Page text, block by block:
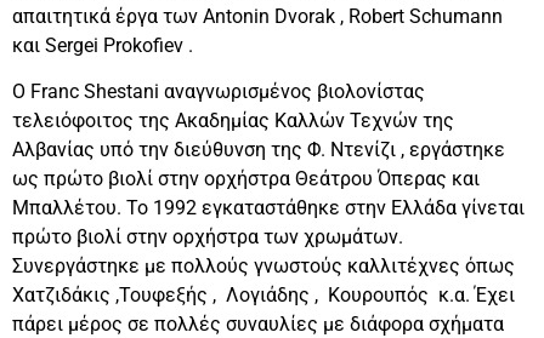
απαιτητικά έργα των Antonin Dvorak , Robert Schumann
και Sergei Prokofiev .
Ο Franc Shestani αναγνωρισμένος βιολονίστας
τελειόφοιτος της Ακαδημίας Καλλών Τεχνών της
Αλβανίας υπό την διεύθυνση της Φ. Ντενίζι , εργάστηκε
ως πρώτο βιολί στην ορχήστρα Θεάτρου Όπερας και
Μπαλλέτου. Το 1992 εγκαταστάθηκε στην Ελλάδα γίνεται
πρώτο βιολί στην ορχήστρα των χρωμάτων.
Συνεργάστηκε με πολλούς γνωστούς καλλιτέχνες όπως
Χατζιδάκις ,Τουφεξής , Λογιάδης , Κουρουπός κ.α. Έχει
πάρει μέρος σε πολλές συναυλίες με διάφορα σχήματα